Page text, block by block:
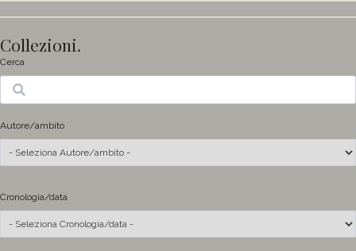
Collezioni.
Cerca
Ricerca
Autore/ambito
Cronologia/data